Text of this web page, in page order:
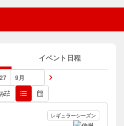
イベント日程
keyboard_arrow_right
tune format_list_bulleted calendar_month
レギュラーシーズン